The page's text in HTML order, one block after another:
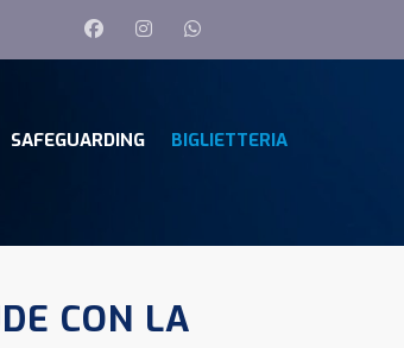
SAFEGUARDING BIGLIETTERIA
CON LA